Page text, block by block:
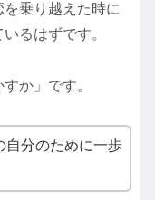
乗り越えた時に
るはずです。
か」です。
自分のために一歩